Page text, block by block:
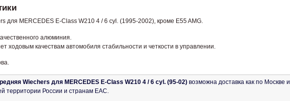
для MERCEDES E-Class W210 4 / 6 cyl. (1995-2002), кроме E55 AMG.
алюминия.
ходовым качествам автомобиля стабильности и четкости в управлении.
Wiechers для MERCEDES E-Class W210 4 / 6 cyl. (95-02) возможна доставка как по Москве и
территории России и странам ЕАС.